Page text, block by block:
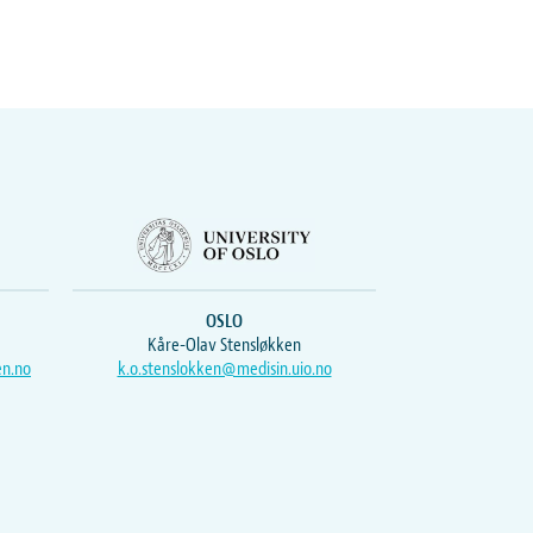
OSLO
Kåre-Olav Stensløkken
k.o.stenslokken@medisin.uio.no